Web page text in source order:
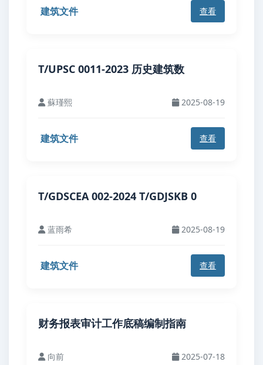
建筑文件 查看
T/UPSC 0011-2023 历史建筑数
蘇瑾熙 2025-08-19
建筑文件 查看
T/GDSCEA 002-2024 T/GDJSKB 0
蓝雨希 2025-08-19
建筑文件 查看
财务报表审计工作底稿编制指南
向前 2025-07-18